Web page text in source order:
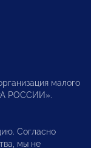
малого
РОССИИ».
Согласно
мы не